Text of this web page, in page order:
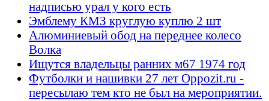
надписью урал у кого есть
Эмблему КМЗ круглую куплю 2 шт
Алюминиевый обод на переднее колесо
Волка
Ищутся владельцы ранних м67 1974 год
Футболки и нашивки 27 лет Oppozit.ru -
пересылаю тем кто не был на мероприятии.